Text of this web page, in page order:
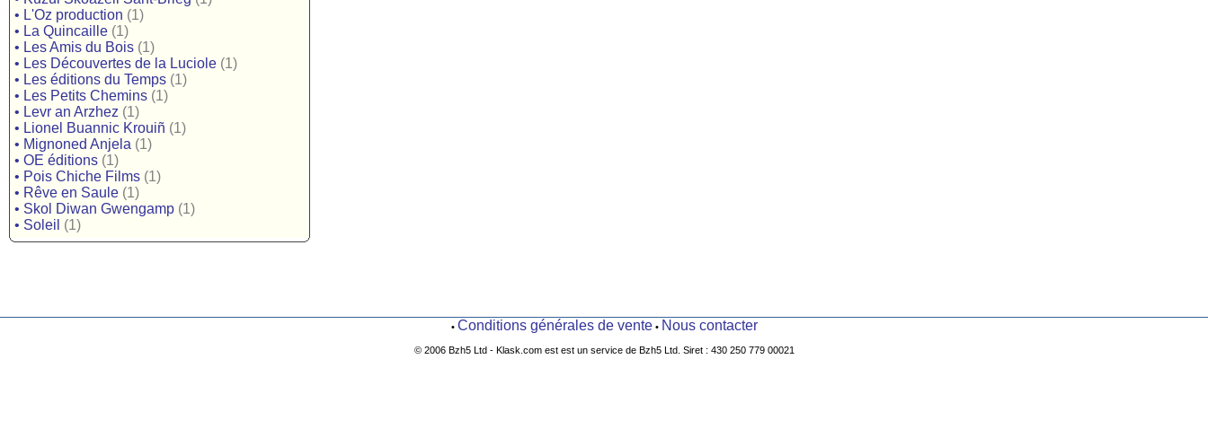
• L'Oz production (1)
• La Quincaille (1)
• Les Amis du Bois (1)
• Les Découvertes de la Luciole (1)
• Les éditions du Temps (1)
• Les Petits Chemins (1)
• Levr an Arzhez (1)
• Lionel Buannic Krouiñ (1)
• Mignoned Anjela (1)
• OE éditions (1)
• Pois Chiche Films (1)
• Rêve en Saule (1)
• Skol Diwan Gwengamp (1)
• Soleil (1)
• Conditions générales de vente• Nous contacter
© 2006 Bzh5 Ltd - Klask.com est est un service de Bzh5 Ltd. Siret : 430 250 779 00021